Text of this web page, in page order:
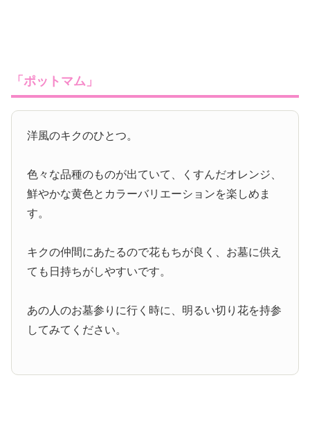
「ポットマム」
洋風のキクのひとつ。
色々な品種のものが出ていて、くすんだオレンジ、
鮮やかな黄色とカラーバリエーションを楽しめま
す。
キクの仲間にあたるので花もちが良く、お墓に供え
ても日持ちがしやすいです。
あの人のお墓参りに行く時に、明るい切り花を持参
してみてください。